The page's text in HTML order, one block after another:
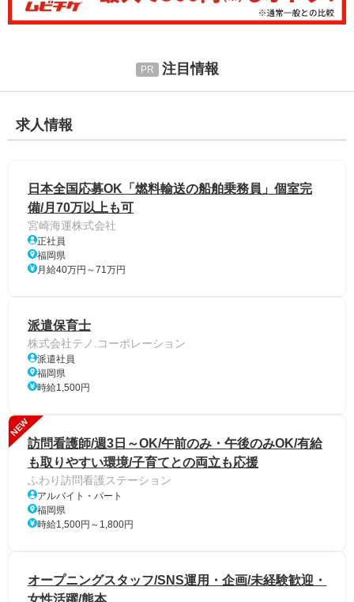
注目情報
求人情報
日本全国応募OK「燃料輸送の船舶乗務員」個室完
備/月70万以上も可
宮崎海運株式会社
正社員
福岡県
月給40万円～71万円
派遣保育士
株式会社テノ.コーポレーション
派遣社員
福岡県
時給1,500円
NEW
訪問看護師/週3日～OK/午前のみ・午後のみOK/有給
も取りやすい環境/子育てとの両立も応援
ふわり訪問看護ステーション
アルバイト・パート
福岡県
時給1,500円～1,800円
オープニングスタッフ/SNS運用・企画/未経験歓迎・